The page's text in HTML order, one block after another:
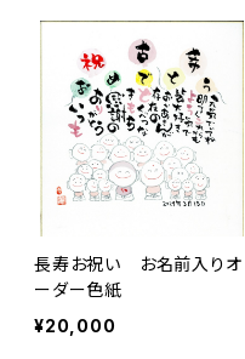
長寿お祝い お名前入りオ
ーダー色紙
¥20,000